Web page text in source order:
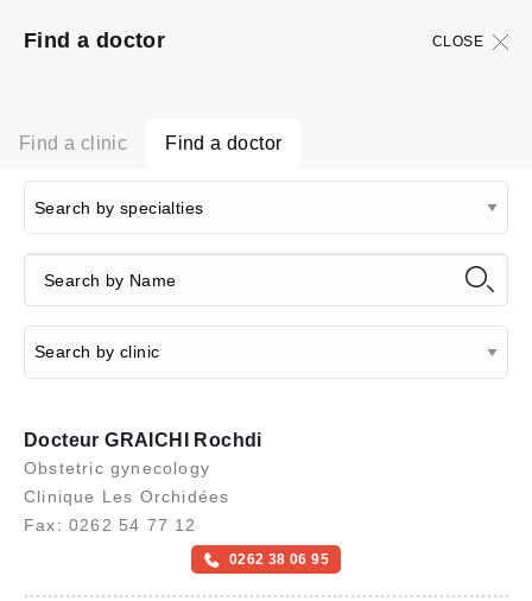
CLOSE
Find a doctor
Find a clinic Find a doctor
Docteur GRAICHI Rochdi
Obstetric gynecology
Clinique Les Orchidées
Fax: 0262 54 77 12
0262 38 06 95